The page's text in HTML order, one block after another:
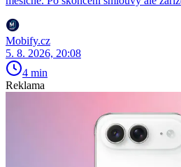
Mobify.cz
5. 8. 2026, 20:08
4 min
Reklama